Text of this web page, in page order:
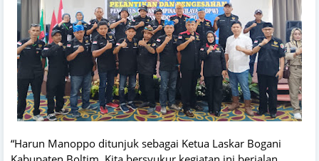
“Harun Manoppo ditunjuk sebagai Ketua Laskar Bogani